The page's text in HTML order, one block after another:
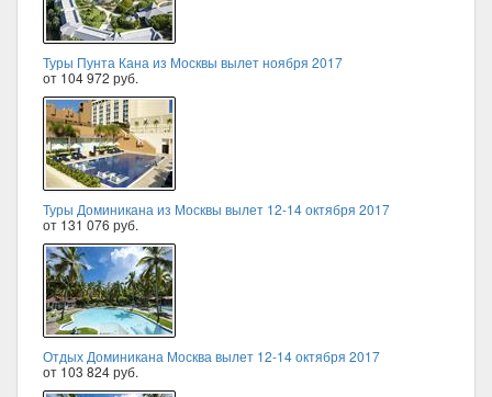
Туры Пунта Кана из Москвы вылет ноября 2017
от 104 972 руб.
Туры Доминикана из Москвы вылет 12-14 октября 2017
от 131 076 руб.
Отдых Доминикана Москва вылет 12-14 октября 2017
от 103 824 руб.